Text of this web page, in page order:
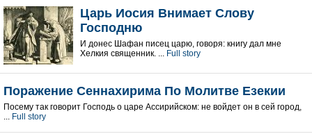
Царь Иосия Внимает Слову
Господню
И донес Шафан писец царю, говоря: книгу дал мне
Хелкия священник. ... Full story
Поражение Сеннахирима По Молитве Езекии
Посему так говорит Господь о царе Ассирийском: не войдет он в сей город,
... Full story